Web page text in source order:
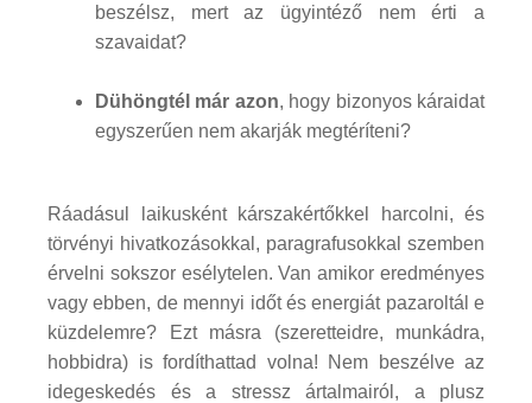
beszélsz, mert az ügyintéző nem érti a
szavaidat?
Dühöngtél már azon, hogy bizonyos káraidat
egyszerűen nem akarják megtéríteni?
Ráadásul laikusként kárszakértőkkel harcolni, és
törvényi hivatkozásokkal, paragrafusokkal szemben
érvelni sokszor esélytelen. Van amikor eredményes
vagy ebben, de mennyi időt és energiát pazaroltál e
küzdelemre? Ezt másra (szeretteidre, munkádra,
hobbidra) is fordíthattad volna! Nem beszélve az
idegeskedés és a stressz ártalmairól, a plusz